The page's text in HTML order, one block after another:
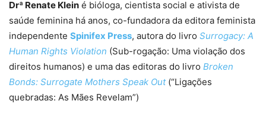
Drª Renate Klein é bióloga, cientista social e ativista de
saúde feminina há anos, co-fundadora da editora feminista
independente Spinifex Press, autora do livro Surrogacy: A
Human Rights Violation (Sub-rogação: Uma violação dos
direitos humanos) e uma das editoras do livro Broken
Bonds: Surrogate Mothers Speak Out(“Ligações
quebradas: As Mães Revelam”)